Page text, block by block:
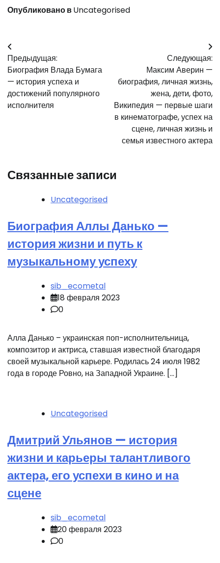
Опубликовано вUncategorised
Навигация
по
записям
Предыдущая:
Биография Влада Бумага
— история успеха и
достижений популярного
исполнителя
Следующая:
Максим Аверин —
биография, личная жизнь,
жена, дети, фото,
Википедия — первые шаги
в кинематографе, успех на
сцене, личная жизнь и
семья известного актера
Связанные записи
Uncategorised
Биография Аллы Данько —
история жизни и путь к
музыкальному успеху
sib_ecometal
18 февраля 2023
0
Алла Данько – украинская поп-исполнительница,
композитор и актриса, ставшая известной благодаря
своей музыкальной карьере. Родилась 24 июля 1982
года в городе Ровно, на Западной Украине. […]
Uncategorised
Дмитрий Ульянов — история
жизни и карьеры талантливого
актера, его успехи в кино и на
сцене
sib_ecometal
20 февраля 2023
0